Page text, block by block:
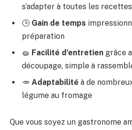
s’adapter à toutes les recettes
🕒 Gain de temps
préparation
🧽 Facilité d’entretien grâce
découpage, simple à
🥕 Adaptabilité à de
légume au fromage
Que vous soyez un gastronome